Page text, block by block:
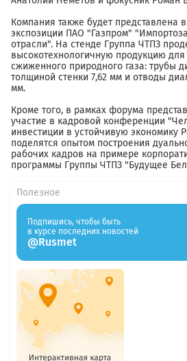
Компания также будет представлена
экспозиции ПАО "Газпром"
отрасли". На стенде Группа ЧТПЗ
высокотехнологичную продукцию для
сжиженного природного газа: трубы
толщиной стенки 7,62 мм и отводы
мм.
Кроме того, в рамках форума
участие в кадровой конференции
инвестиции в устойчивую экономику
поделятся опытом построения
рабочих кадров на примере
программы Группы ЧТПЗ "Будущее
Полезное
Подпишись, чтобы быть
в курсе последних новостей
@Rusmet